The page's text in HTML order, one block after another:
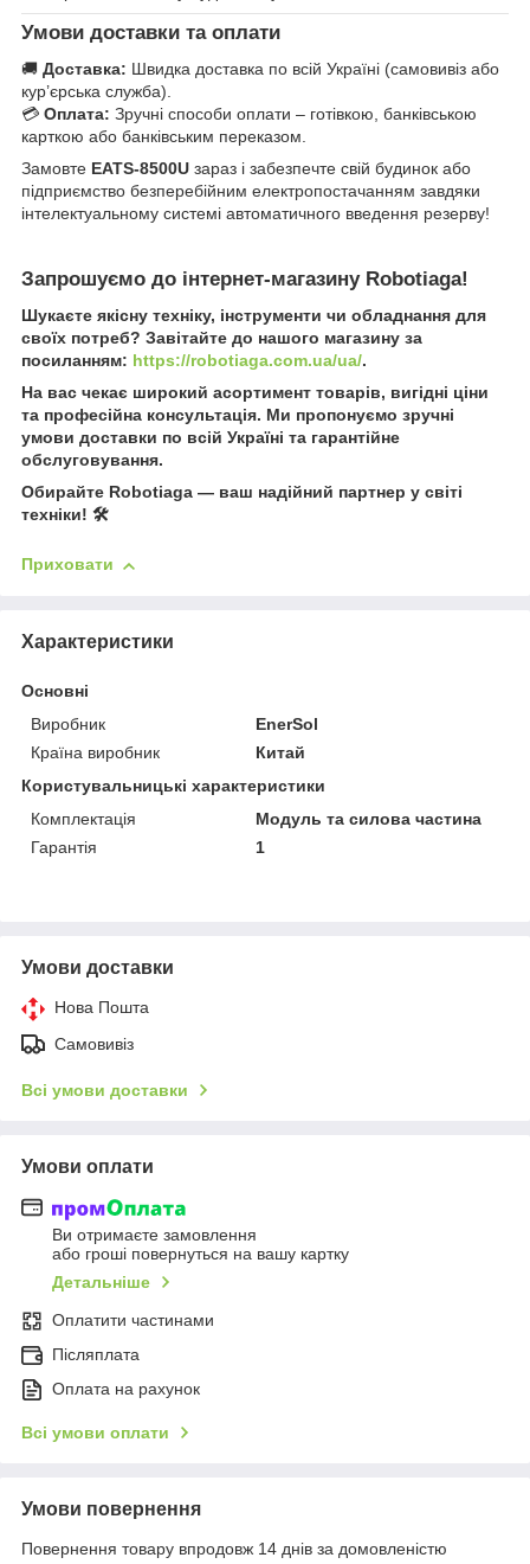
Умови доставки та оплати
🚚 Доставка: Швидка доставка по всій Україні (самовивіз або
кур’єрська служба).
💳 Оплата: Зручні способи оплати – готівкою, банківською
карткою або банківським переказом.
Замовте EATS-8500U зараз і забезпечте свій будинок або
підприємство безперебійним електропостачанням завдяки
інтелектуальному системі автоматичного введення резерву!
Запрошуємо до інтернет-магазину Robotiaga!
Шукаєте якісну техніку, інструменти чи обладнання для
своїх потреб? Завітайте до нашого магазину за
посиланням: https://robotiaga.com.ua/ua/.
На вас чекає широкий асортимент товарів, вигідні ціни
та професійна консультація. Ми пропонуємо зручні
умови доставки по всій Україні та гарантійне
обслуговування.
Обирайте Robotiaga — ваш надійний партнер у світі
техніки! 🛠️
Приховати
Характеристики
Основні
Виробник
EnerSol
Країна виробник
Китай
Користувальницькі характеристики
Комплектація
Модуль та силова частина
Гарантія
1
Умови доставки
Нова Пошта
Самовивіз
Всі умови доставки
Умови оплати
Ви отримаєте замовлення
або гроші повернуться на вашу картку
Детальніше
Оплатити частинами
Післяплата
Оплата на рахунок
Всі умови оплати
Умови повернення
Повернення товару впродовж 14 днів за домовленістю